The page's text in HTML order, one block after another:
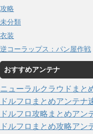
攻略
未分類
衣装
逆コーラップス：パン屋作戦
おすすめアンテナ
ニューラルクラウドまと
ドルフロまとめアンテナ
ドルフロ攻略まとめアン
ドルフロまとめ攻略アン